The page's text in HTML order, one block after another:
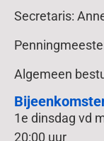
Secretaris:
Algemeen
1e dinsdag vd
20:00 uur